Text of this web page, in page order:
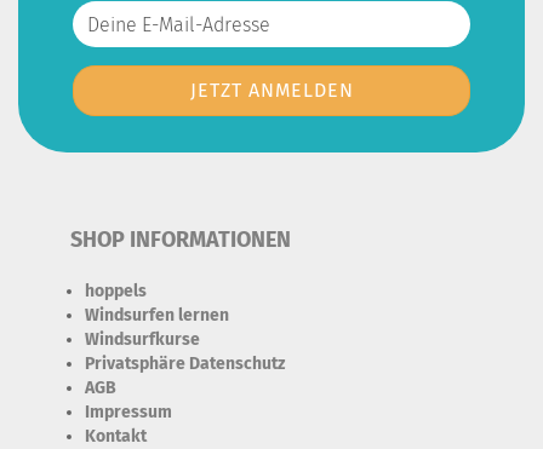
SHOP INFORMATIONEN
hoppels
Windsurfen lernen
Windsurfkurse
Privatsphäre Datenschutz
AGB
Impressum
Kontakt